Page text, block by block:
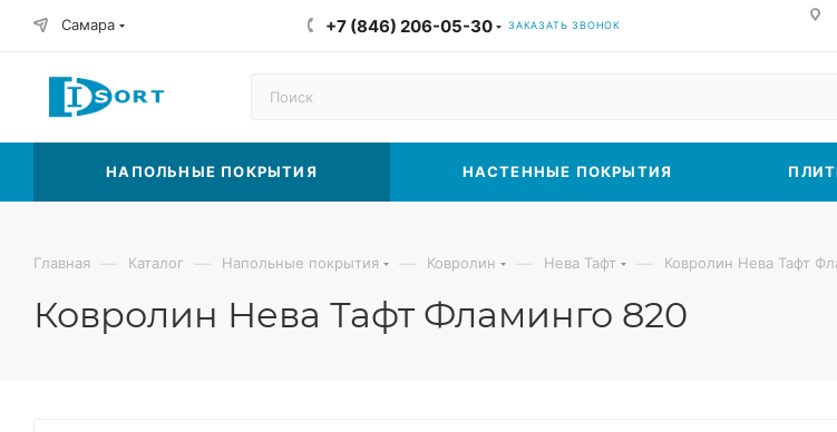
Самара +7 (846) 206-05-30 ЗАКАЗАТЬ ЗВОНОК
НАПОЛЬНЫЕ ПОКРЫТИЯ НАСТЕННЫЕ ПОКРЫТИЯ
Главная — Каталог — Напольные покрытия — Ковролин — Нева Тафт — Ковролин Нева Тафт
Ковролин Нева Тафт Фламинго 820